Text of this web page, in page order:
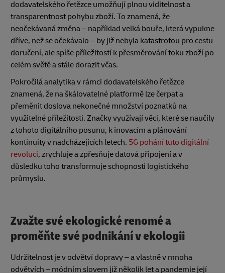
dodavatelského řetězce umožňují plnou viditelnost a
transparentnost pohybu zboží. To znamená, že
neočekávaná změna – například velká bouře, která vypukne
dříve, než se očekávalo – by již nebyla katastrofou pro cestu
doručení, ale spíše příležitostí k přesměrování toku zboží po
celém světě a stále dorazit včas.
Pokročilá analytika v rámci dodavatelského řetězce
znamená, že na škálovatelné platformě lze čerpat a
přeměnit doslova nekonečné množství poznatků na
využitelné příležitosti. Značky využívají věci, které se naučily
z tohoto digitálního posunu, k inovacím a plánování
kontinuity v nadcházejících letech. 5G pohání tuto digitální
revoluci, zrychluje a zpřesňuje datová připojení a v
důsledku toho transformuje schopnosti logistického
průmyslu.
Zvažte své ekologické renomé a
proměňte své podnikání v ekologii
Udržitelnost je v odvětví dopravy – a vlastně v mnoha
odvětvích – módním slovem již několik let a pandemie její